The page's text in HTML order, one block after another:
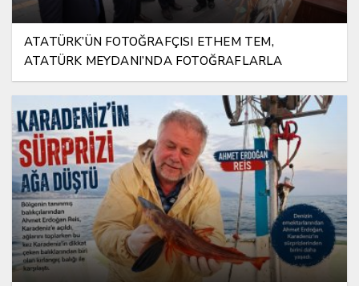
ATATÜRK’ÜN FOTOĞRAFÇISI ETHEM TEM,
ATATÜRK MEYDANI’NDA FOTOĞRAFLARLA
YAŞATILIYOR